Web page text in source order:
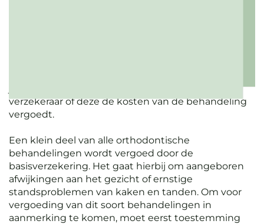
verzekeraar of deze de kosten van de behandeling
vergoedt.
Een klein deel van alle orthodontische
behandelingen wordt vergoed door de
basisverzekering. Het gaat hierbij om aangeboren
afwijkingen aan het gezicht of ernstige
standsproblemen van kaken en tanden. Om voor
vergoeding van dit soort behandelingen in
aanmerking te komen, moet eerst toestemming